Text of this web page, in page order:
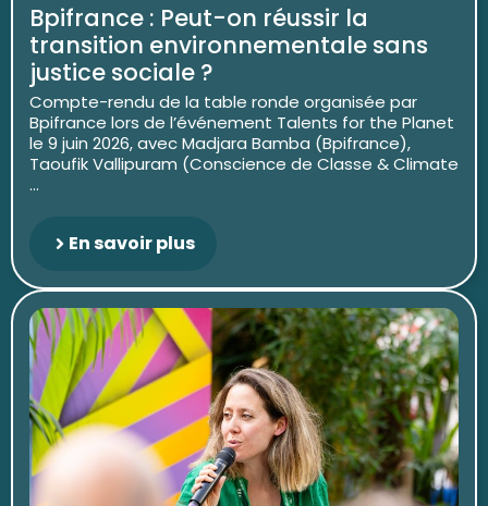
Bpifrance : Peut-on réussir la
transition environnementale sans
justice sociale ?
Compte-rendu de la table ronde organisée par
Bpifrance lors de l’événement Talents for the Planet
le 9 juin 2026, avec Madjara Bamba (Bpifrance),
Taoufik Vallipuram (Conscience de Classe & Climate
...
En savoir plus